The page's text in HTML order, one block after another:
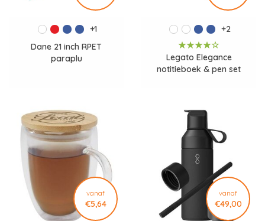
+1
Dane 21 inch RPET
paraplu
+2
Legato Elegance
notitieboek & pen set
vanaf
€5,64
vanaf
€49,00